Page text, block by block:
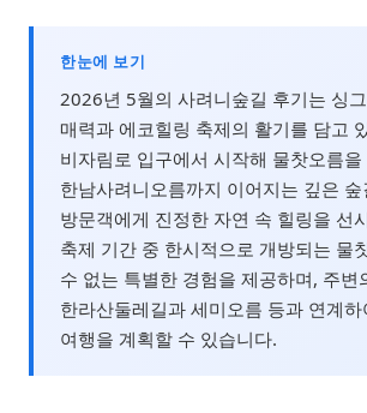
한눈에 보기
2026년 5월의 사려니숲길 후기는 싱
매력과 에코힐링 축제의 활기를 담고
비자림로 입구에서 시작해 물찻오름을
한남사려니오름까지 이어지는 깊은 숲
방문객에게 진정한 자연 속 힐링을 선
축제 기간 중 한시적으로 개방되는 물
수 없는 특별한 경험을 제공하며, 주변
한라산둘레길과 세미오름 등과 연계
여행을 계획할 수 있습니다.